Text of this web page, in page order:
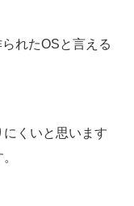
れたOSと言える
くいと思います